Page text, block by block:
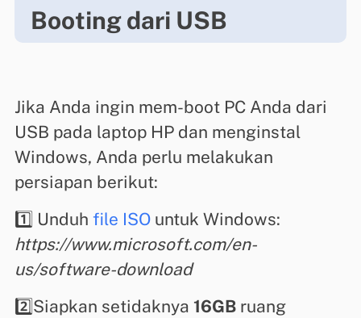
Booting dari USB
Jika Anda ingin mem-boot PC Anda dari
USB pada laptop HP dan menginstal
Windows, Anda perlu melakukan
persiapan berikut:
1️⃣ Unduh file ISOuntuk Windows:
https://www.microsoft.com/en-
us/software-download
2️⃣Siapkan setidaknya 16GBruang